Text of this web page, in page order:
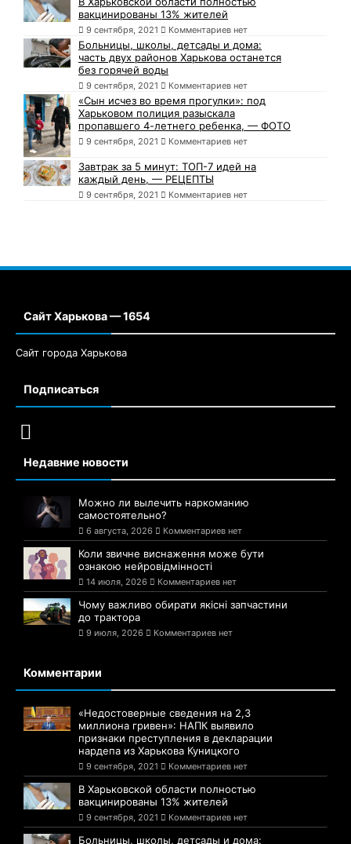
вакцинированы 13% жителей
9 сентября, 2021 Комментариев нет
Больницы, школы, детсады и дома:
часть двух районов Харькова останется
без горячей воды
9 сентября, 2021 Комментариев нет
«Сын исчез во время прогулки»: под
Харьковом полиция разыскала
пропавшего 4-летнего ребенка, — ФОТО
9 сентября, 2021 Комментариев нет
Завтрак за 5 минут: ТОП-7 идей на
каждый день, — РЕЦЕПТЫ
9 сентября, 2021 Комментариев нет
Сайт Харькова — 1654
Сайт города Харькова
Подписаться
Недавние новости
Можно ли вылечить наркоманию
самостоятельно?
6 августа, 2026 Комментариев нет
Коли звичне виснаження може бути
ознакою нейровідмінності
14 июля, 2026 Комментариев нет
Чому важливо обирати якісні запчастини
до трактора
9 июля, 2026 Комментариев нет
Комментарии
«Недостоверные сведения на 2,3
миллиона гривен»: НАПК выявило
признаки преступления в декларации
нардепа из Харькова Куницкого
9 сентября, 2021 Комментариев нет
В Харьковской области полностью
вакцинированы 13% жителей
9 сентября, 2021 Комментариев нет
Больницы, школы, детсады и дома: